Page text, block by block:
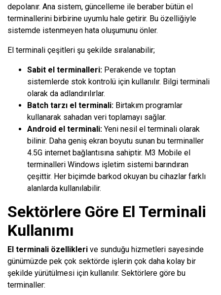
depolanır. Ana sistem, güncelleme ile beraber bütün el
terminallerini birbirine uyumlu hale getirir. Bu özelliğiyle
sistemde istenmeyen hata oluşumunu önler.
El terminali çeşitleri şu şekilde sıralanabilir;
Sabit el terminalleri: Perakende ve toptan
sistemlerde stok kontrolü için kullanılır. Bilgi terminali
olarak da adlandırılırlar.
Batch tarzı el terminali: Birtakım programlar
kullanarak sahadan veri toplamayı sağlar.
Android el terminali: Yeni nesil el terminali olarak
bilinir. Daha geniş ekran boyutu sunan bu terminaller
4.5G internet bağlantısına sahiptir. M3 Mobile el
terminalleri Windows işletim sistemi barındıran
çeşittir. Her biçimde barkod okuyan bu cihazlar farklı
alanlarda kullanılabilir.
Sektörlere Göre El Terminali
Kullanımı
El terminali özellikleri ve sunduğu hizmetleri sayesinde
günümüzde pek çok sektörde işlerin çok daha kolay bir
şekilde yürütülmesi için kullanılır. Sektörlere göre bu
terminaller: